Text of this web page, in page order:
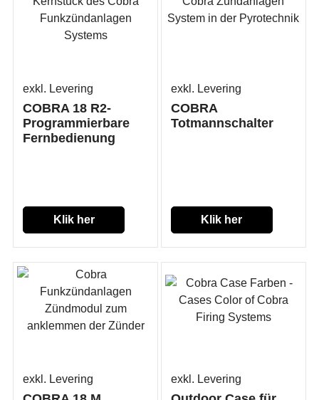
exkl. Levering
COBRA 18 R2-
Programmierbare
Fernbedienung
Klik her
exkl. Levering
COBRA
Totmannschalter
Klik her
exkl. Levering exkl. Levering